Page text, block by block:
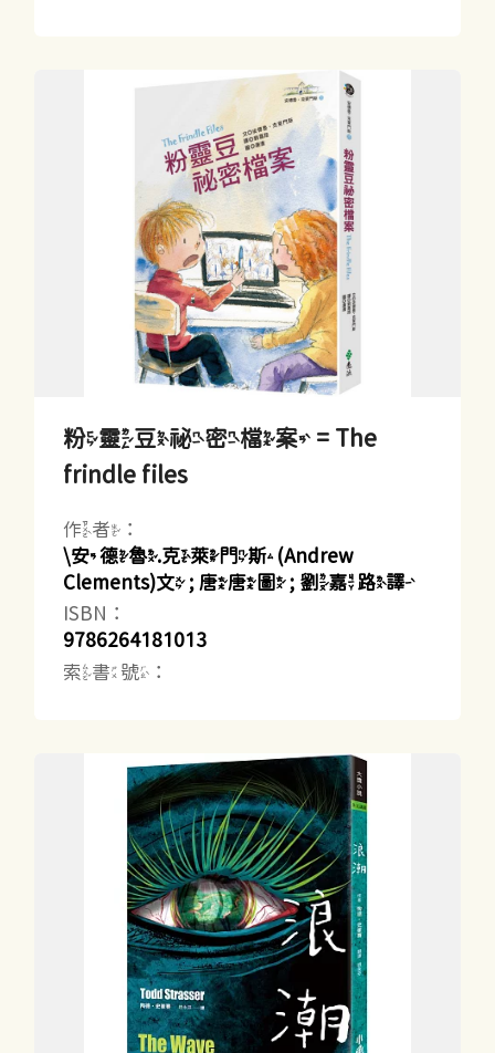
粉靈豆祕密檔案 = The
frindle files
作者：
\安德魯.克萊門斯(Andrew
Clements)文 ; 唐唐圖 ; 劉嘉路譯
ISBN：
9786264181013
索書號：